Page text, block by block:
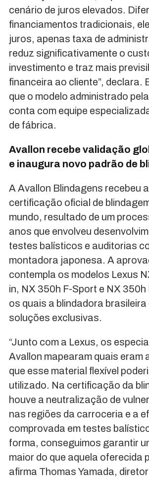
cenário de juros elevados.
financiamentos tradicionais,
juros, apenas taxa de
reduz significativamente o
investimento e traz mais
financeira ao cliente”, declara.
que o modelo administrado
conta com equipe
de fábrica.
Avallon recebe validação
e inaugura novo padrão de
A Avallon Blindagens recebeu
certificação oficial de
mundo, resultado de um
anos que envolveu
testes balísticos e auditorias
montadora japonesa. A
contempla os modelos Lexus
in, NX 350h F-Sport e NX 350h
os quais a blindadora brasileira
soluções exclusivas.
“Junto com a Lexus, os
Avallon mapearam quais eram
que esse material flexível
utilizado. Na certificação da
houve a neutralização de
nas regiões da carroceria e a
comprovada em testes
forma, conseguimos garantir
maior do que aquela oferecida
afirma Thomas Yamada,